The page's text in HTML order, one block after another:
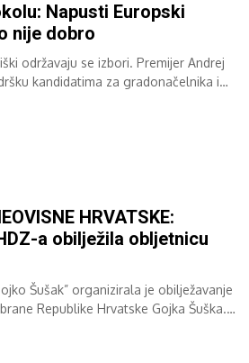
Napusti Europski
nije dobro
održavaju se izbori. Premijer Andrej
kandidatima za gradonačelnika i
HRVATSKE:
a obilježila obljetnicu
Šušak” organizirala je obilježavanje
Republike Hrvatske Gojka Šuška.